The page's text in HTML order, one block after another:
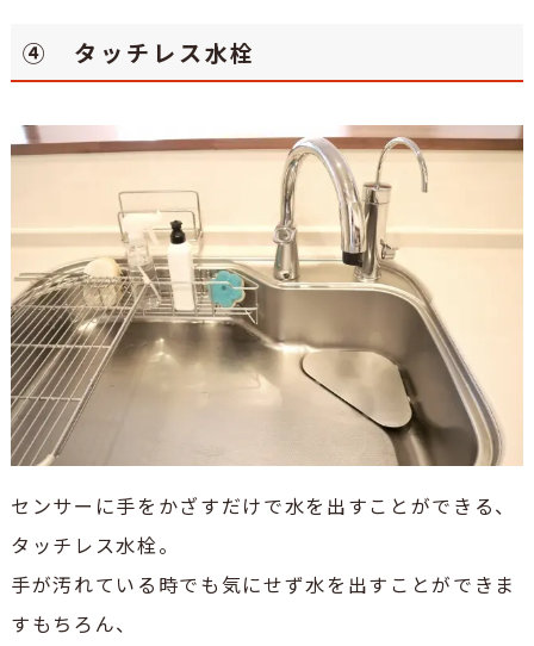
④ タッチレス水栓
センサーに手をかざすだけで水を出すことができる、
タッチレス水栓。
手が汚れている時でも気にせず水を出すことができま
すもちろん、